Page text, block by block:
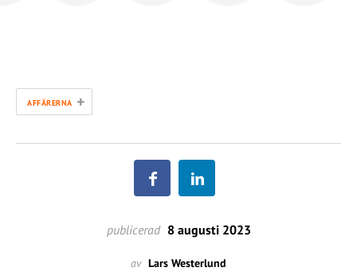
AFFÄRERNA +
publicerad 8 augusti 2023
av Lars Westerlund